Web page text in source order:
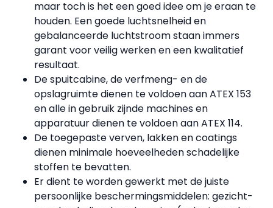
maar toch is het een goed idee om je eraan te
houden. Een goede luchtsnelheid en
gebalanceerde luchtstroom staan immers
garant voor veilig werken en een kwalitatief
resultaat.
De spuitcabine, de verfmeng- en de
opslagruimte dienen te voldoen aan ATEX 153
en alle in gebruik zijnde machines en
apparatuur dienen te voldoen aan ATEX 114.
De toegepaste verven, lakken en coatings
dienen minimale hoeveelheden schadelijke
stoffen te bevatten.
Er dient te worden gewerkt met de juiste
persoonlijke beschermingsmiddelen: gezicht-